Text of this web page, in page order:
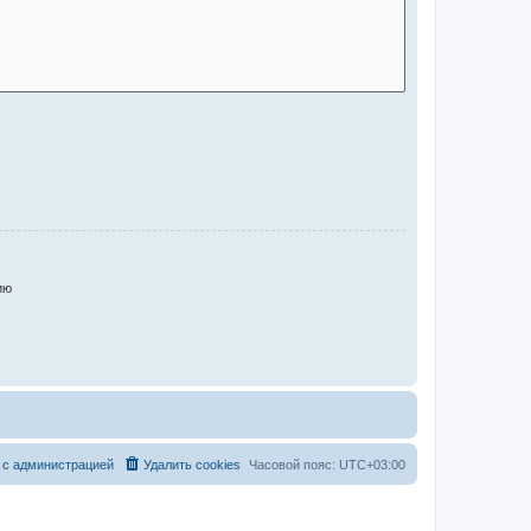
Часовой пояс: UTC+03:00
Удалить cookies
администрацией